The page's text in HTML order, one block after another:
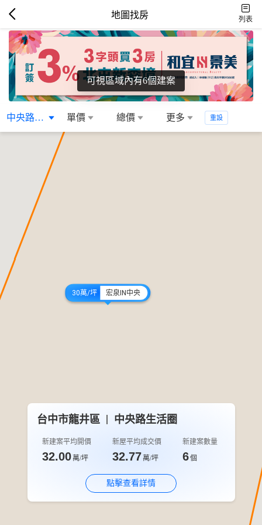
地圖找房 列表
中央路生活圈 單價 總價 更多 重設
30萬/坪 宏泉IN中央
1398萬/戶 築真心
台中市龍井區 中央路生活圈
新建案平均開價
32.00萬/坪
新屋平均成交價
32.77萬/坪
新建案數量
6個
點擊查看詳情
可視區域內有6個建案